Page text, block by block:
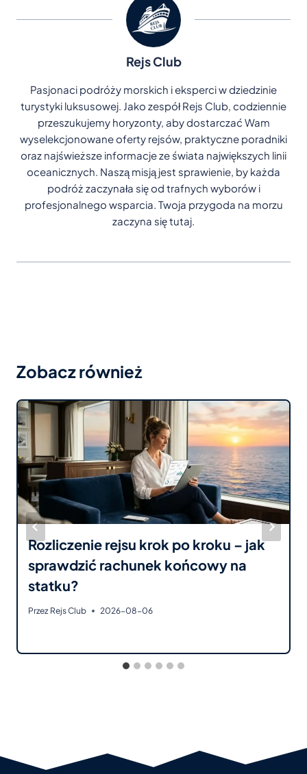
Rejs Club
Pasjonaci podróży morskich i eksperci w dziedzinie
turystyki luksusowej. Jako zespół Rejs Club, codziennie
przeszukujemy horyzonty, aby dostarczać Wam
wyselekcjonowane oferty rejsów, praktyczne poradniki
oraz najświeższe informacje ze świata największych linii
oceanicznych. Naszą misją jest sprawienie, by każda
podróż zaczynała się od trafnych wyborów i
profesjonalnego wsparcia. Twoja przygoda na morzu
zaczyna się tutaj.
Zobacz również
Rozliczenie rejsu krok po kroku – jak
sprawdzić rachunek końcowy na
statku?
Przez Rejs Club 2026-08-06